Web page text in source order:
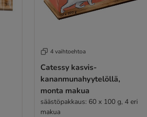
4 vaihtoehtoa
Catessy kasvis-
kananmunahyytelöllä,
monta makua
säästöpakkaus: 60 x 100 g, 4 eri
makua